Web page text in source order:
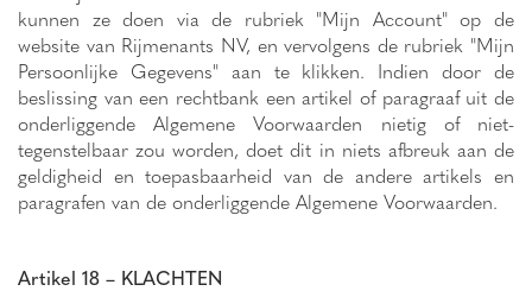
kunnen ze doen via de rubriek "Mijn Account" op de
website van Rijmenants NV, en vervolgens de rubriek "Mijn
Persoonlijke Gegevens" aan te klikken. Indien door de
beslissing van een rechtbank een artikel of paragraaf uit de
onderliggende Algemene Voorwaarden nietig of niet-
tegenstelbaar zou worden, doet dit in niets afbreuk aan de
geldigheid en toepasbaarheid van de andere artikels en
paragrafen van de onderliggende Algemene Voorwaarden.
Artikel 18 – KLACHTEN